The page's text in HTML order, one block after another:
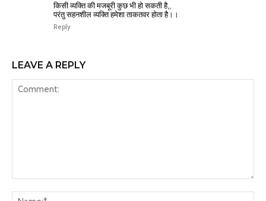
किसी व्यक्ति की मजबूरी कुछ भी हो सकती है,,
परंतु सहनशील व्यक्ति हमेशा ताकतवर होता है।।
Reply
LEAVE A REPLY